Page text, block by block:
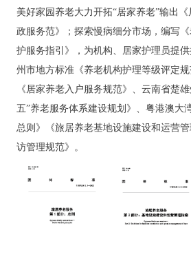
美好家园养老大力开拓“居家养老”输出
政服务范》；探索慢病细分市场，编写
护服务指引》，为机构、居家护理员提
州市地方标准《养老机构护理等级评定
《居家养老入户服务规范》、云南省楚
五”养老服务体系建设规划》、粤港澳大
总则》《旅居养老基地设施建设和运营
访管理规范》。